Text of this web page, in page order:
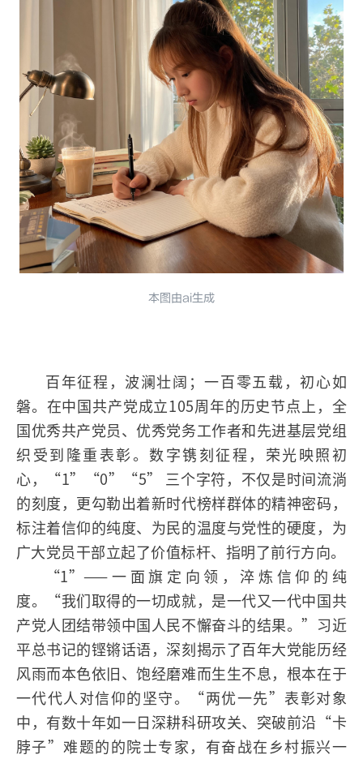
本图由ai生成
百年征程，波澜壮阔；一百零五载，初心如
磐。在中国共产党成立105周年的历史节点上，全
国优秀共产党员、优秀党务工作者和先进基层党组
织受到隆重表彰。数字镌刻征程，荣光映照初
心，“1”“0”“5” 三个字符，不仅是时间流淌
的刻度，更勾勒出着新时代榜样群体的精神密码，
标注着信仰的纯度、为民的温度与党性的硬度，为
广大党员干部立起了价值标杆、指明了前行方向。
“1”——一面旗定向领，淬炼信仰的纯
度。“我们取得的一切成就，是一代又一代中国共
产党人团结带领中国人民不懈奋斗的结果。”习近
平总书记的铿锵话语，深刻揭示了百年大党能历经
风雨而本色依旧、饱经磨难而生生不息，根本在于
一代代人对信仰的坚守。“两优一先”表彰对象
中，有数十年如一日深耕科研攻关、突破前沿“卡
脖子”难题的的院士专家，有奋战在乡村振兴一